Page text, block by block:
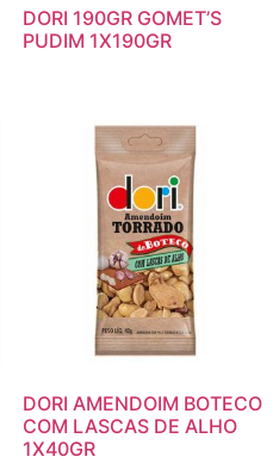
DORI 190GR GOMET’S
PUDIM 1X190GR
DORI AMENDOIM BOTECO
COM LASCAS DE ALHO
1X40GR